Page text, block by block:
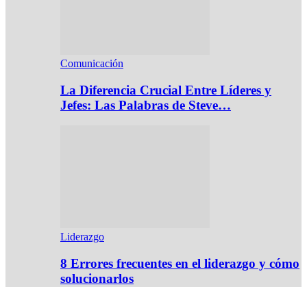
Comunicación
La Diferencia Crucial Entre Líderes y
Jefes: Las Palabras de Steve…
Liderazgo
8 Errores frecuentes en el liderazgo y cómo
solucionarlos